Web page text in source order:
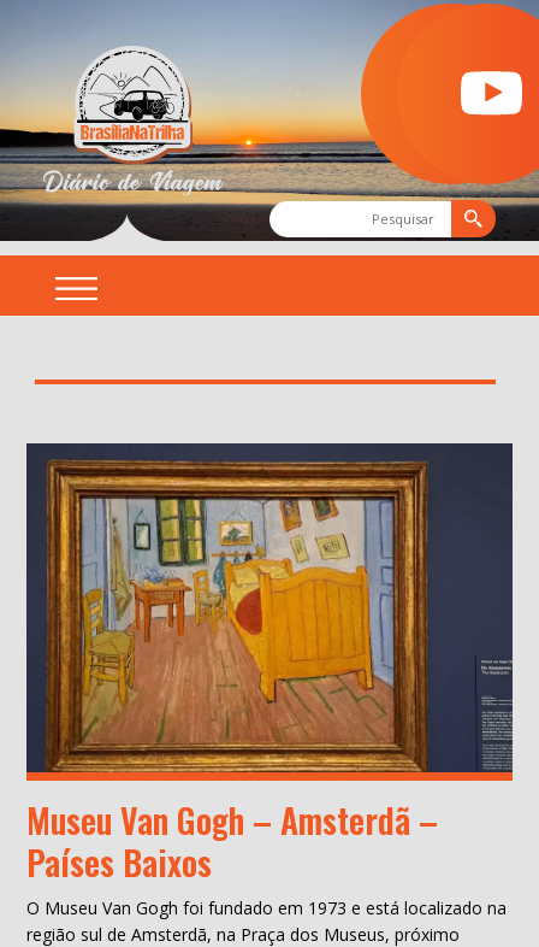
Museu Van Gogh – Amsterdã –
Países Baixos
O Museu Van Gogh foi fundado em 1973 e está localizado na
região sul de Amsterdã, na Praça dos Museus, próximo